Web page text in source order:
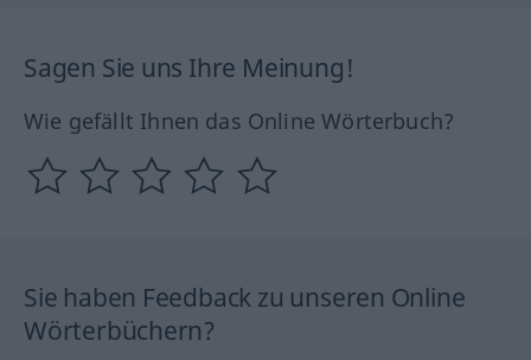
Sagen Sie uns Ihre Meinung!
Wie gefällt Ihnen das Online Wörterbuch?
Sie haben Feedback zu unseren Online
Wörterbüchern?